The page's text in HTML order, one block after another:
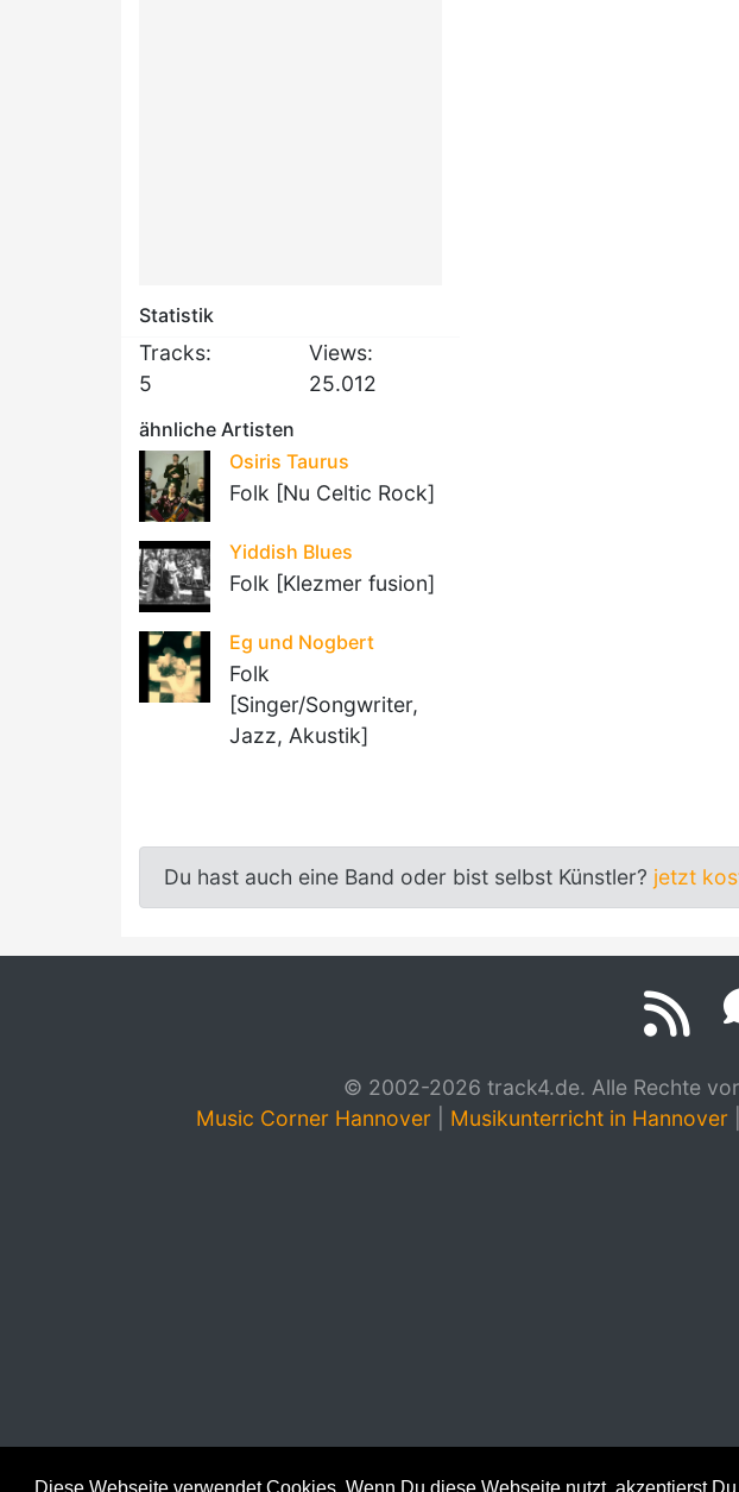
Statistik
Tracks:
5
Views:
25.012
ähnliche Artisten
Osiris Taurus
Folk [Nu Celtic Rock]
Yiddish Blues
Folk [Klezmer fusion]
Eg und Nogbert
Folk
[Singer/Songwriter,
Jazz, Akustik]
Du hast auch eine Band oder bist selbst Künstler? jetzt
© 2002-2026 track4.de. Alle Rechte
Music Corner Hannover
Musikunterricht in Hannover